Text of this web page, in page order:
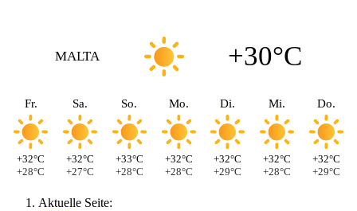
MALTA +30°C
Fr.
+32°C
+28°C
Sa.
+32°C
+27°C
So.
+33°C
+28°C
Mo.
+32°C
+28°C
Di.
+32°C
+29°C
Mi.
+32°C
+28°C
Do.
+32°C
+29°C
Aktuelle Seite: